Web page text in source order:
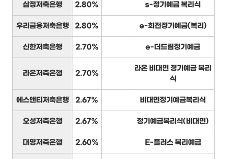
삼정저축은행 2.80% s-정기예금 복리식
우리금융저축은행 2.80% e-회전정기예금(복리)
신한저축은행 2.70% e-더드림정기예금
라온저축은행 2.70%
라온 비대면 정기예금 복리
식
에스앤티저축은행 2.67% 비대면정기예금복리식
오성저축은행 2.67% 정기예금복리식(비대면)
대명저축은행 2.60% E-플러스 복리예금